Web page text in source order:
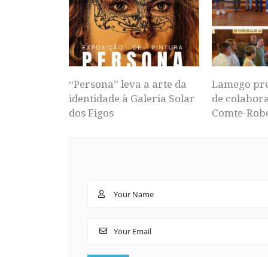
“Persona” leva a arte da
identidade à Galeria Solar
dos Figos
Lamego
de
Comte-